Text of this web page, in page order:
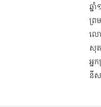
ឆ្ន
ព្រ
ល
សុត​
អ្ន
នី